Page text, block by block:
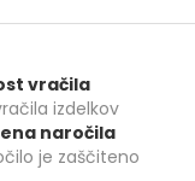
vračila
izdelkov
naročila
je zaščiteno